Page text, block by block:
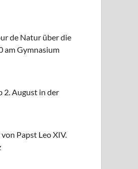
de Natur über die
am Gymnasium
2. August in der
Papst Leo XIV.